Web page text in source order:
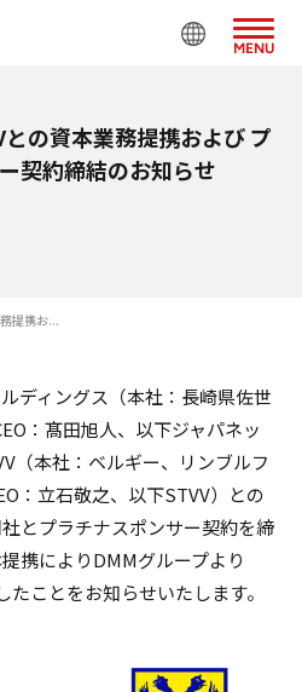
MENU
の資本業務提携および プ
契約締結のお知らせ
提携お...
ディングス（本社：長崎県佐世
：髙⽥旭⼈、以下ジャパネッ
（本社：ベルギー、リンブルフ
：立石敬之、以下STVV）との
とプラチナスポンサー契約を締
携によりDMMグループより
ことをお知らせいたします。